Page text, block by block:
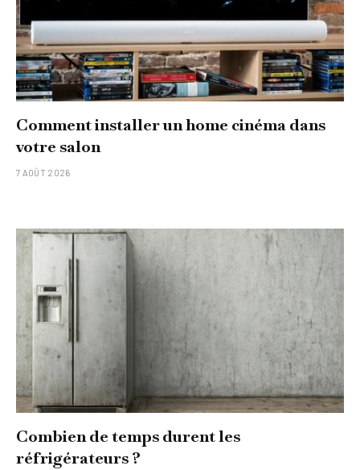
Comment installer un home cinéma dans
votre salon
7 AOÛT 2026
Combien de temps durent les
réfrigérateurs ?